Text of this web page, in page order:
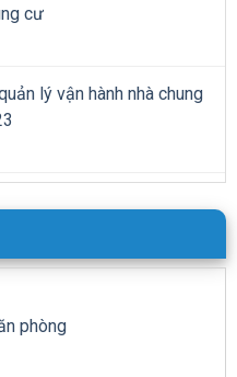
cư
lý vận hành nhà chung
phòng